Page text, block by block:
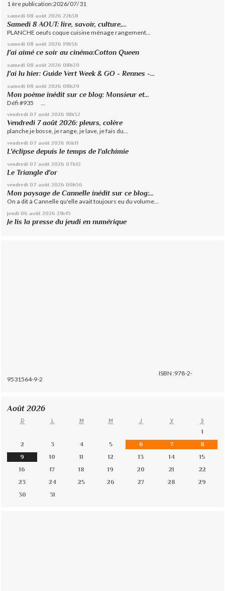
1 ère publication:2026/07/31
samedi 08 août 2026 22h38
Samedi 8 AOUT: lire, savoir, culture,...
PLANCHE oeufs coque cuisine ménage rangement...
samedi 08 août 2026 19h56
J'ai aimé ce soir au cinéma:Cotton Queen
samedi 08 août 2026 08h39
J'ai lu hier: Guide Vert Week & GO - Rennes -...
samedi 08 août 2026 08h29
Mon poème inédit sur ce blog: Monsieur et...
Défi #935 ...
vendredi 07 août 2026 18h52
Vendredi 7 août 2026: pleurs, colère
planche je bosse, je range, je lave, je fais du...
vendredi 07 août 2026 16h11
L'éclipse depuis le temps de l'alchimie
vendredi 07 août 2026 07h12
Le Triangle d'or
vendredi 07 août 2026 00h56
Mon paysage de Cannelle inédit sur ce blog:...
On a dit à Cannelle qu'elle avait toujours eu du volume...
jeudi 06 août 2026 21h45
Je lis la presse du jeudi en numérique
ISBN :978-2-
9531564-9-2
Août 2026
D L M M J V S
1
2
3 4 5 6 7
8
9
10 11 12 13 14
15
16
17 18 19 20 21
22
23
24 25 26 27 28
29
30
31